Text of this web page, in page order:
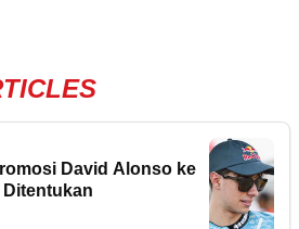
David Alonso ke
Ditentukan